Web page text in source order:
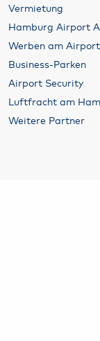
Vermietung
Hamburg Airport
Werben am Airport
Business-Parken
Airport Security
Luftfracht am
Weitere Partner